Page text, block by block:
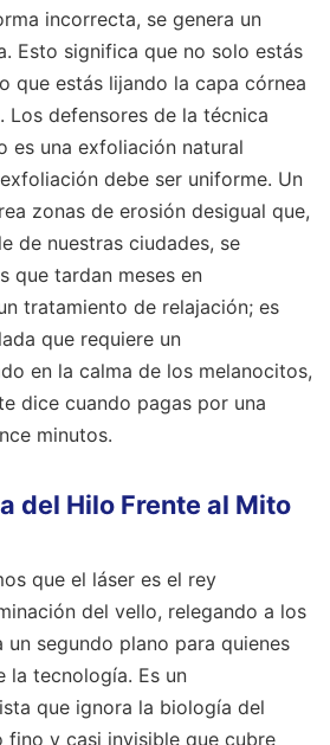
incorrecta, se genera un
Esto significa que no solo estás
que estás lijando la capa córnea
Los defensores de la técnica
es una exfoliación natural
debe ser uniforme. Un
zonas de erosión desigual que,
de nuestras ciudades, se
que tardan meses en
tratamiento de relajación; es
que requiere un
en la calma de los melanocitos,
dice cuando pagas por una
minutos.
del Hilo Frente al Mito
que el láser es el rey
del vello, relegando a los
un segundo plano para quienes
la tecnología. Es un
que ignora la biología del
fino y casi invisible que cubre